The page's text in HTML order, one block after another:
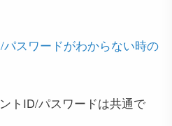
スワードがわからない時の
トID/パスワードは共通で